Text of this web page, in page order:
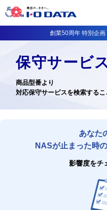
創業50周年 特別企画
保守サービ
商品型番より
対応保守サービスを検索するこ
あなた
NASが止まった時
影響度をチ